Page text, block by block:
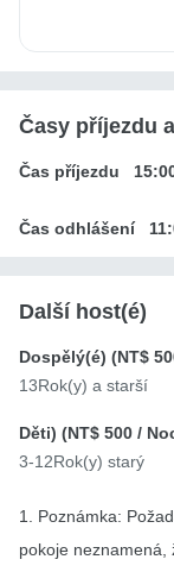
Časy příjezdu
Čas příjezdu
Čas odhlášení
Další host(é)
Dospělý(é) (NT$
13Rok(y) a starší
Děti) (NT$ 500 /
3-12Rok(y) starý
1. Poznámka:
pokoje